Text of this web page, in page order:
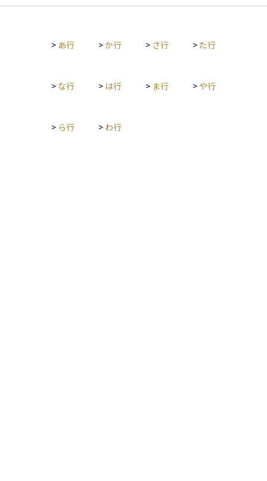
続き、施設への入所契約、医療機関との対応、日常生活の環境
おり、後見人には単なる「代行者」ではなく、本人の意思をく
的・実務的に非常に重要な概念です。
> あ行 >か行 > さ行 > た行
> な行 > は行 > ま行 > や行
> ら行 > わ行